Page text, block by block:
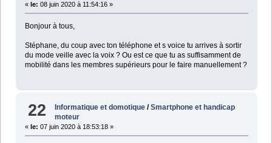
« le: 08 juin 2020 à 11:54:16 »
Bonjour à tous,
Stéphane, du coup avec ton téléphone et s voice tu arrives à sortir
du mode veille avec la voix ? Ou est ce que tu as suffisamment de
mobilité dans les membres supérieurs pour le faire manuellement ?
22 Informatique et domotique /Smartphone et handicap
moteur
« le: 07 juin 2020 à 18:53:18 »